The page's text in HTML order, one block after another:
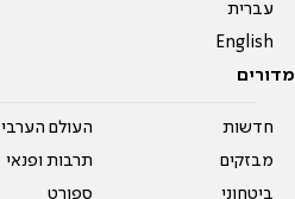
עברית
English
מדורים
חדשות
מבזקים
ביטחוני
העולם הערבי
תרבות ופנאי
ספורט